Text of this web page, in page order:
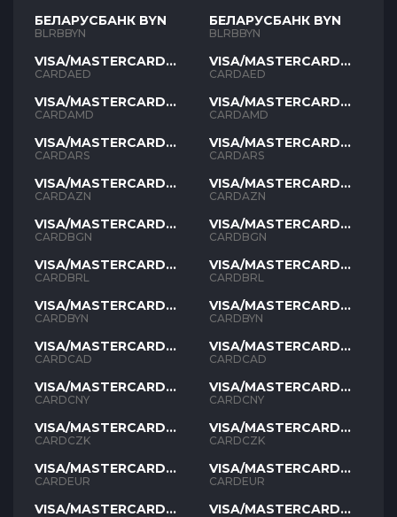
БЕЛАРУСБАНК BYN
BLRBBYN
VISA/MASTERCARD
AED
CARDAED
VISA/MASTERCARD
AMD
CARDAMD
VISA/MASTERCARD
ARS
CARDARS
VISA/MASTERCARD
AZN
CARDAZN
VISA/MASTERCARD
BGN
CARDBGN
VISA/MASTERCARD
BRL
CARDBRL
VISA/MASTERCARD
BYN
CARDBYN
VISA/MASTERCARD
CAD
CARDCAD
VISA/MASTERCARD
CNY
CARDCNY
VISA/MASTERCARD
CZK
CARDCZK
VISA/MASTERCARD
EUR
CARDEUR
VISA/MASTERCARD
БЕЛАРУСБАНК BYN
BLRBBYN
VISA/MASTERCARD
AED
CARDAED
VISA/MASTERCARD
AMD
CARDAMD
VISA/MASTERCARD
ARS
CARDARS
VISA/MASTERCARD
AZN
CARDAZN
VISA/MASTERCARD
BGN
CARDBGN
VISA/MASTERCARD
BRL
CARDBRL
VISA/MASTERCARD
BYN
CARDBYN
VISA/MASTERCARD
CAD
CARDCAD
VISA/MASTERCARD
CNY
CARDCNY
VISA/MASTERCARD
CZK
CARDCZK
VISA/MASTERCARD
EUR
CARDEUR
VISA/MASTERCARD